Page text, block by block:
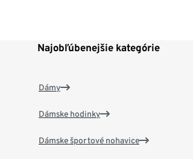
Najobľúbenejšie kategórie
Dámy
Dámske hodinky
Dámske športové nohavice